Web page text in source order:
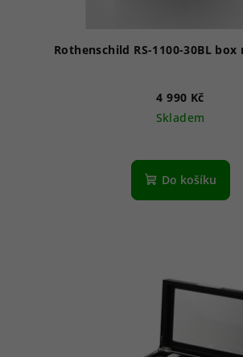
Rothenschild RS-1100-30BL
4 990 Kč
Skladem
Do košíku